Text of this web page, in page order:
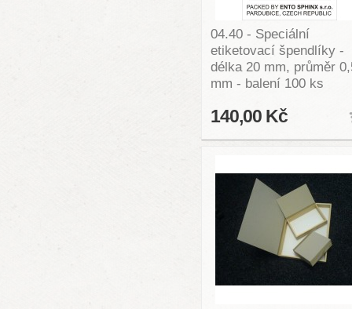
04.40 - Speciální
etiketovací špendlíky -
délka 20 mm, průměr
mm - balení 100 ks
140,00 Kč